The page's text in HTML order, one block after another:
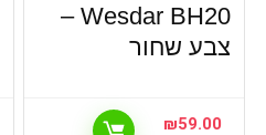
Wesdar BH20 –
צבע שחור
₪59.00